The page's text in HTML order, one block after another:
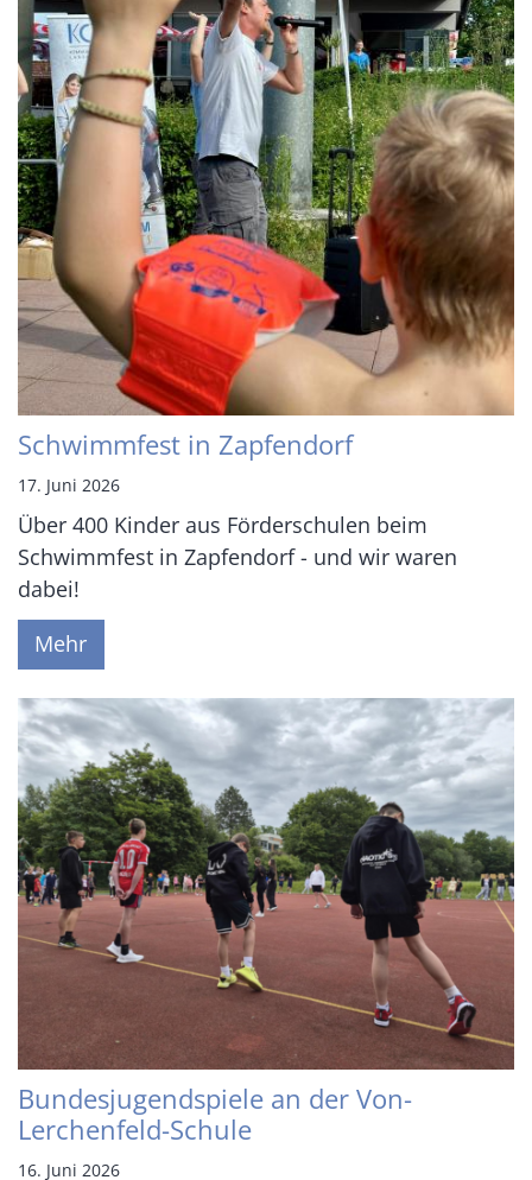
Schwimmfest in Zapfendorf
17. Juni 2026
Über 400 Kinder aus Förderschulen beim
Schwimmfest in Zapfendorf - und wir waren
dabei!
Mehr
Bundesjugendspiele an der Von-
Lerchenfeld-Schule
16. Juni 2026